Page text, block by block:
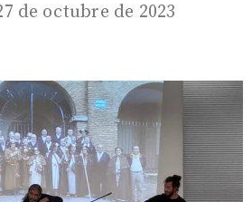
de octubre de 2023